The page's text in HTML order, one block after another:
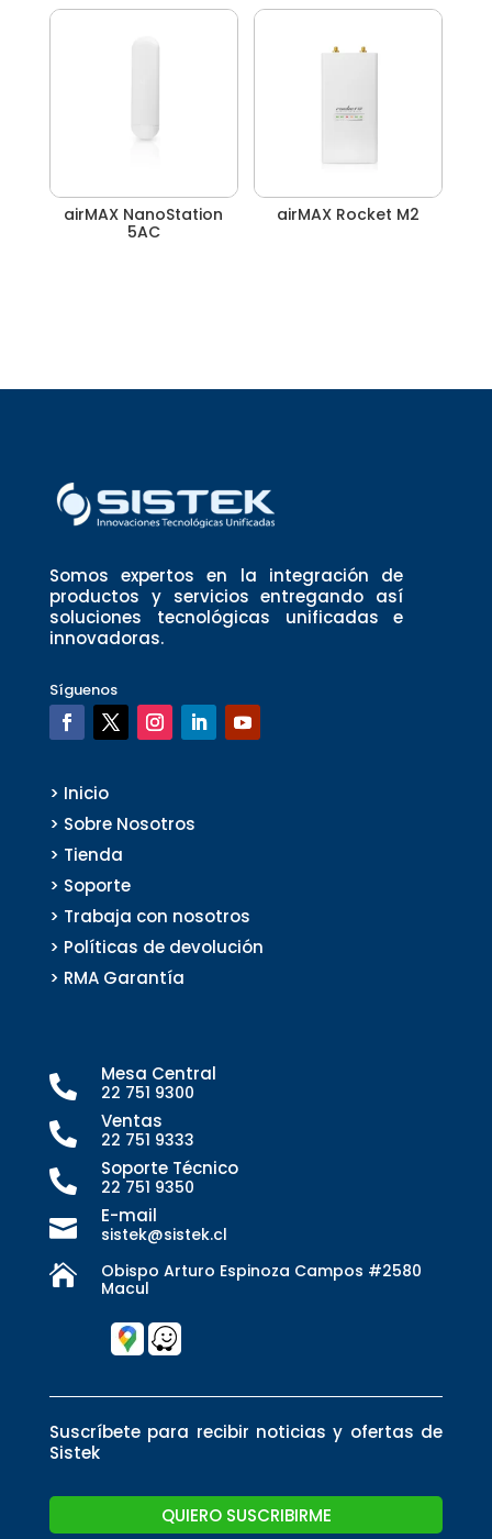
airMAX NanoStation
5AC
airMAX Rocket M2
Somos expertos en la integración de
productos y servicios entregando así
soluciones tecnológicas unificadas e
innovadoras.
Síguenos
> Inicio
> Sobre Nosotros
> Tienda
> Soporte
> Trabaja con nosotros
> Políticas de devolución
> RMA Garantía
 Mesa Central
22 751 9300
 Ventas
22 751 9333
 Soporte Técnico
22 751 9350
 E-mail
sistek@sistek.cl

Obispo Arturo Espinoza Campos #2580
Macul
Suscríbete para recibir noticias y ofertas de
Sistek
QUIERO SUSCRIBIRME